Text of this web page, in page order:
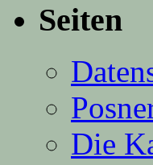
Seiten
Die